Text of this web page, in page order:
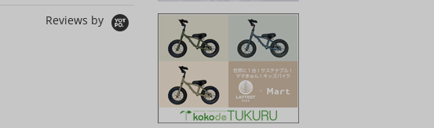
Reviews by